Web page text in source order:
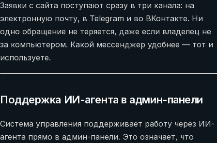
Заявки с сайта поступают сразу в три канала: на
электронную почту, в Telegram и во ВКонтакте. Ни
одно обращение не теряется, даже если владелец не
за компьютером. Какой мессенджер удобнее — тот и
используете.
Поддержка ИИ-агента в админ-панели
Система управления поддерживает работу через ИИ-
агента прямо в админ-панели. Это означает, что